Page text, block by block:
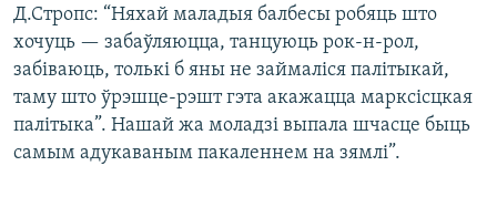
Д.Стропс: “Няхай маладыя балбесы робяць што
хочуць — забаўляюцца, танцуюць рок-н-рол,
забіваюць, толькі б яны не займаліся палітыкай,
таму што ўрэшце-рэшт гэта акажацца марксісцкая
палітыка”. Нашай жа моладзі выпала шчасце быць
самым адукаваным пакаленнем на зямлі”.